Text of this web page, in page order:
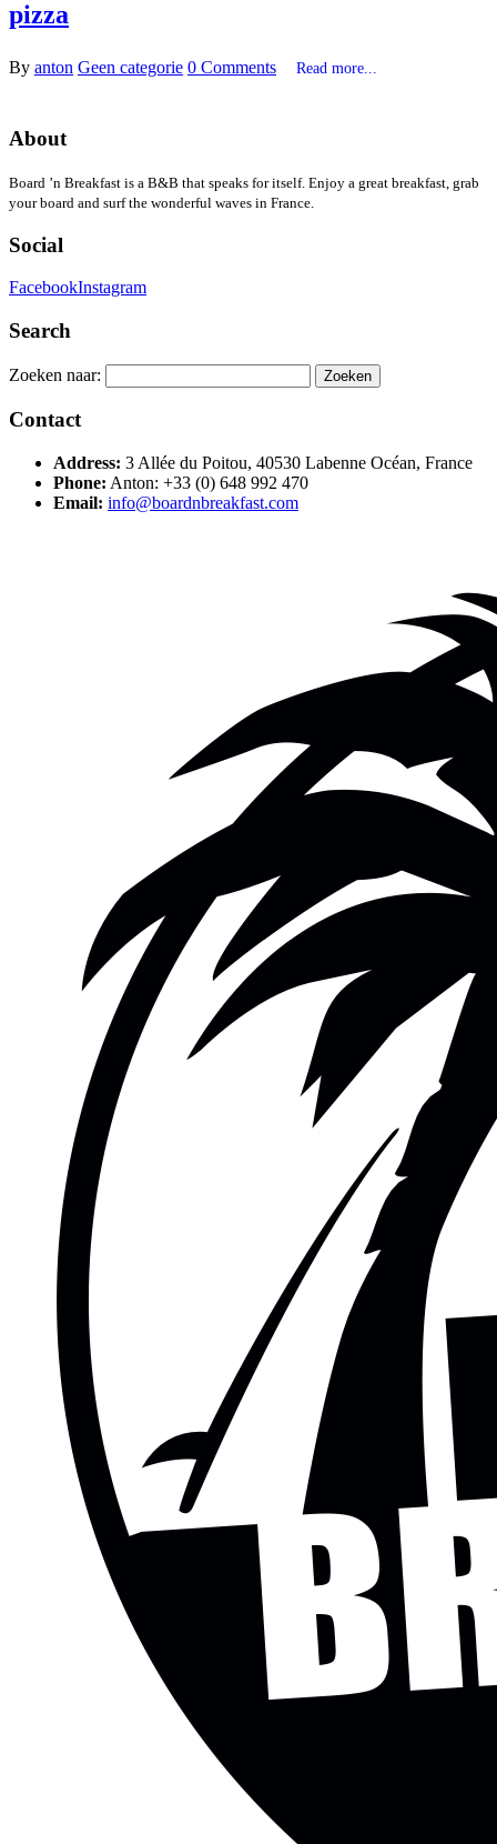
pizza
By anton Geen categorie 0 Comments Read more...
About
Board ’n Breakfast is a B&B that speaks for itself. Enjoy a great breakfast, grab
your board and surf the wonderful waves in France.
Social
FacebookInstagram
Search
Zoeken naar:
Contact
Address: 3 Allée du Poitou, 40530 Labenne Océan, France
Phone: Anton: +33 (0) 648 992 470
Email: info@boardnbreakfast.com